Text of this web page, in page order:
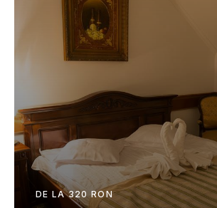
DE LA 320 RON